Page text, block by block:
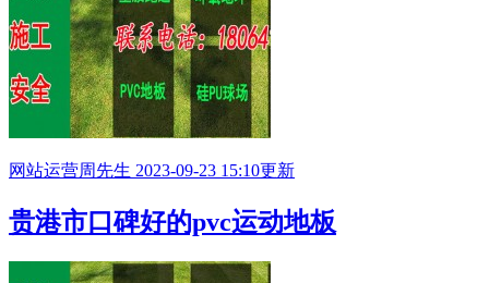
网站运营周先生 2023-09-23 15:10更新
贵港市口碑好的pvc运动地板